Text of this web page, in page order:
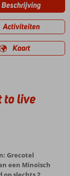
Beschrijving
Activiteiten
Kaart
to live
Grecotel
een Minoïsch